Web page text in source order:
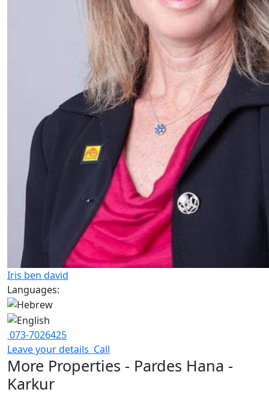
Iris ben david
Languages:
073-7026425
Leave your details Call
More Properties - Pardes Hana -
Karkur